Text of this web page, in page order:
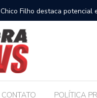
Chico Filho destaca potencial
Internacional de Maceió
CONTATO POLÍTICA